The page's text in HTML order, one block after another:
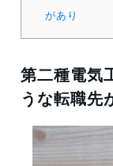
があり
第二種電気
うな転職先